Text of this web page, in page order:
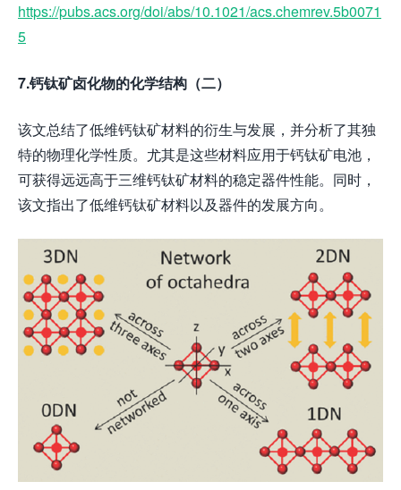
https://pubs.acs.org/doi/abs/10.1021/acs.chemrev.5b0071
5
7.钙钛矿卤化物的化学结构（二）
该文总结了低维钙钛矿材料的衍生与发展，并分析了其独
特的物理化学性质。尤其是这些材料应用于钙钛矿电池，
可获得远远高于三维钙钛矿材料的稳定器件性能。同时，
该文指出了低维钙钛矿材料以及器件的发展方向。